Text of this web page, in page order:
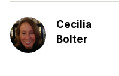
Cecilia
Bolter